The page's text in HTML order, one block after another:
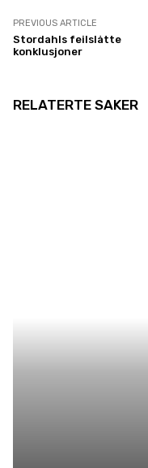
PREVIOUS ARTICLE
Stordahls feilslåtte
konklusjoner
RELATERTE SAKER